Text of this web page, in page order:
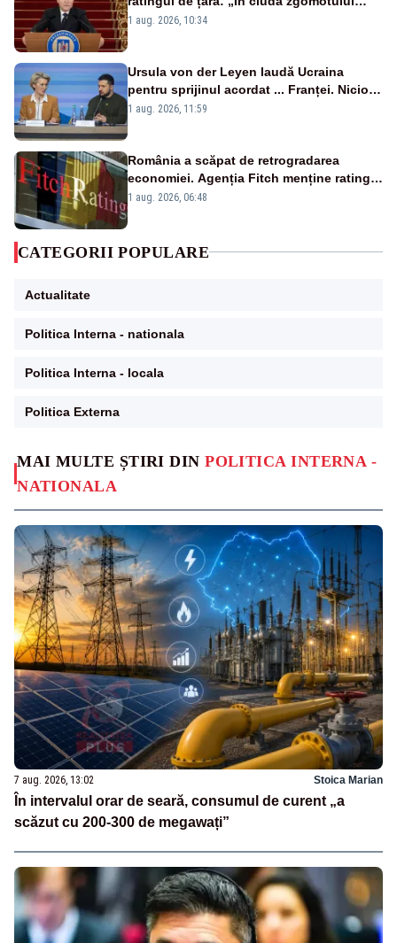
MAI MULTE ȘTIRI DINPOLITICA INTERNA -
NATIONALA
7 aug. 2026, 13:02 Stoica Marian
În intervalul orar de seară, consumul de curent „a
scăzut cu 200-300 de megawați”
politic, România funcționează”
1 aug. 2026, 10:34
Ursula von der Leyen laudă Ucraina
pentru sprijinul acordat ... Franței. Nicio
reacție privind ajutorul energetic promis
1 aug. 2026, 11:59
România a scăpat de retrogradarea
economiei. Agenția Fitch menține ratingul
„BBB-” cu perspectivă negativă
1 aug. 2026, 06:48
CATEGORII POPULARE
Actualitate
Politica Interna - nationala
Politica Interna - locala
Politica Externa